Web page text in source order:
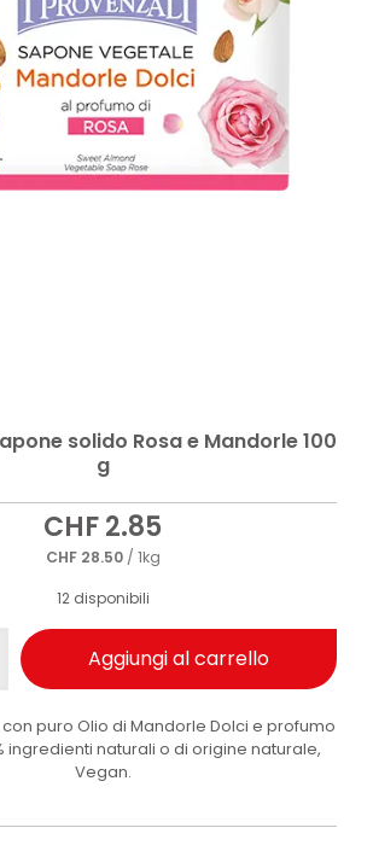
solido Rosa e Mandorle 100
g
CHF2.85
CHF28.50/ 1kg
12 disponibili
Aggiungi al carrello
puro Olio di Mandorle Dolci e profumo
ingredienti naturali o di origine naturale,
Vegan.